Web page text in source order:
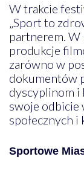
W trakcie
„Sport to
partnerem. W
produkcje
zarówno w
dokumentów
dyscyplinom i
swoje odbicie
społecznych
Sportowe